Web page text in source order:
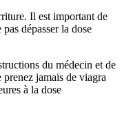
Il est important de
dépasser la dose
du médecin et de
prenez jamais de viagra
à la dose